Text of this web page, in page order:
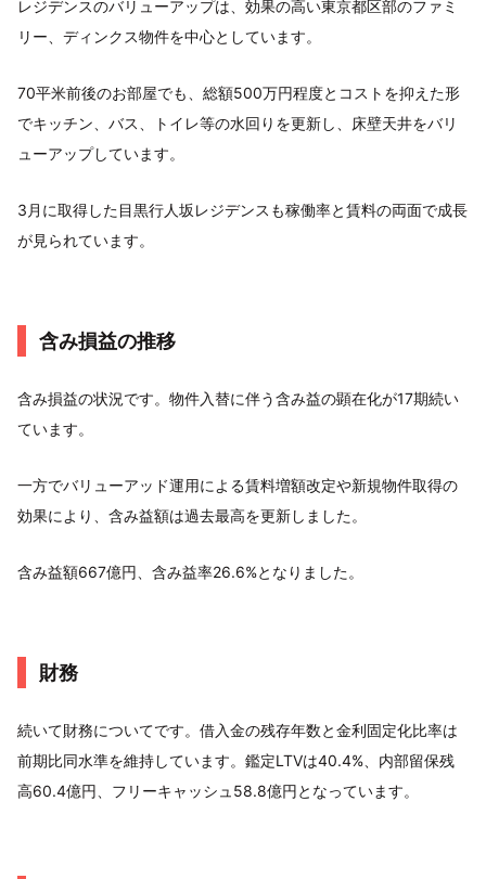
レジデンスのバリューアップは、効果の高い東京都区部のファミ
リー、ディンクス物件を中心としています。
70平米前後のお部屋でも、総額500万円程度とコストを抑えた形
でキッチン、バス、トイレ等の水回りを更新し、床壁天井をバリ
ューアップしています。
3月に取得した目黒行人坂レジデンスも稼働率と賃料の両面で成長
が見られています。
含み損益の推移
含み損益の状況です。物件入替に伴う含み益の顕在化が17期続い
ています。
一方でバリューアッド運用による賃料増額改定や新規物件取得の
効果により、含み益額は過去最高を更新しました。
含み益額667億円、含み益率26.6%となりました。
財務
続いて財務についてです。借入金の残存年数と金利固定化比率は
前期比同水準を維持しています。鑑定LTVは40.4%、内部留保残
高60.4億円、フリーキャッシュ58.8億円となっています。